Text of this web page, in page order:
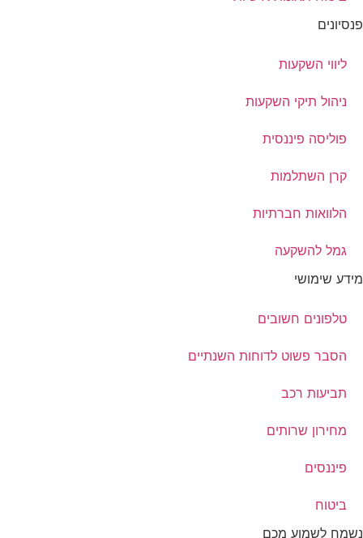
פנסיונים
ליווי השקעות
ניהול תיקי השקעות
פוליסה פיננסית
קרן השתלמות
הלוואות חברתיות
גמל להשקעה
מידע שימושי
טלפונים חשובים
הסבר פשוט לדוחות השנתיים
תביעות רכב
מחירון שרותים
פיננסים
ביטוח
נשמח לשמוע מכם